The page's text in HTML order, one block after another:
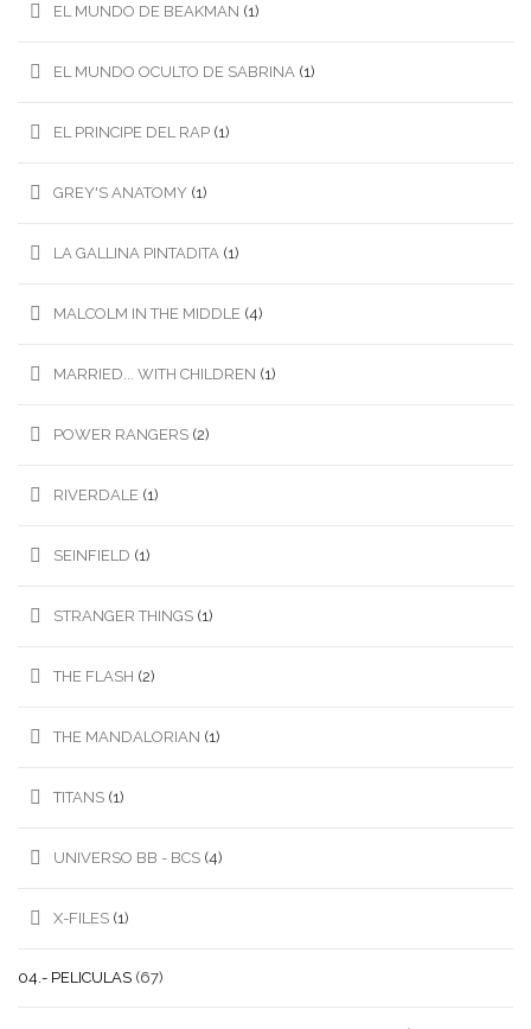
EL MUNDO DE BEAKMAN (1)
EL MUNDO OCULTO DE SABRINA (1)
EL PRINCIPE DEL RAP (1)
GREY'S ANATOMY (1)
LA GALLINA PINTADITA (1)
MALCOLM IN THE MIDDLE (4)
MARRIED... WITH CHILDREN (1)
POWER RANGERS (2)
RIVERDALE (1)
SEINFIELD (1)
STRANGER THINGS (1)
THE FLASH (2)
THE MANDALORIAN (1)
TITANS (1)
UNIVERSO BB - BCS (4)
X-FILES (1)
04.- PELICULAS (67)